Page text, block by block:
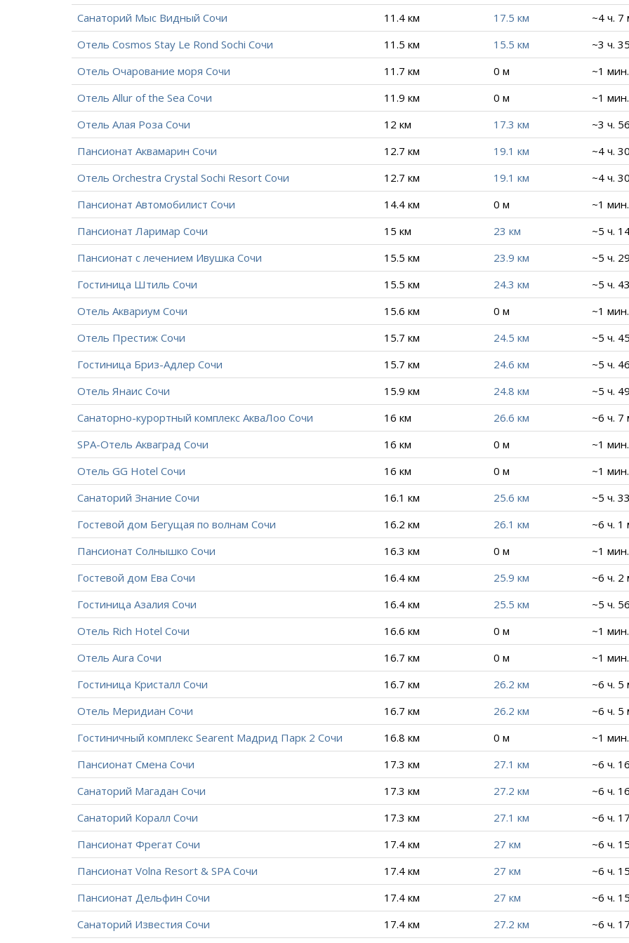
Санаторий Мыс Видный Сочи 11.4 км 17.5 км
~4 ч. 7
Отель Cosmos Stay Le Rond Sochi Сочи
11.5 км 15.5 км
~3 ч.
Отель Очарование моря Сочи
11.7 км 0 м
~1 мин.
Отель Allur of the Sea Сочи
11.9 км 0 м
~1 мин.
Отель Алая Роза Сочи
12 км 17.3 км
~3 ч.
Пансионат Аквамарин Сочи
12.7 км 19.1 км
~4 ч.
Отель Orchestra Crystal Sochi Resort Сочи
12.7 км 19.1 км
~4 ч.
Пансионат Автомобилист Сочи
14.4 км 0 м
~1 мин.
Пансионат Ларимар Сочи
15 км 23 км
~5 ч.
Пансионат с лечением Ивушка Сочи
15.5 км 23.9 км
~5 ч.
Гостиница Штиль Сочи
15.5 км 24.3 км
~5 ч.
Отель Аквариум Сочи
15.6 км 0 м
~1 мин.
Отель Престиж Сочи
15.7 км 24.5 км
~5 ч.
Гостиница Бриз-Адлер Сочи
15.7 км 24.6 км
~5 ч.
Отель Янаис Сочи
15.9 км 24.8 км
~5 ч.
Санаторно-курортный комплекс АкваЛоо Сочи
16 км 26.6 км
~6 ч. 7
SPA-Отель Акваград Сочи
16 км 0 м
~1 мин.
Отель GG Hotel Сочи
16 км 0 м
~1 мин.
Санаторий Знание Сочи
16.1 км 25.6 км
~5 ч.
Гостевой дом Бегущая по волнам Сочи
16.2 км 26.1 км
~6 ч. 1
Пансионат Солнышко Сочи
16.3 км 0 м
~1 мин.
Гостевой дом Ева Сочи
16.4 км 25.9 км
~6 ч. 2
Гостиница Азалия Сочи
16.4 км 25.5 км
~5 ч.
Отель Rich Hotel Сочи
16.6 км 0 м
~1 мин.
Отель Aura Сочи
16.7 км 0 м
~1 мин.
Гостиница Кристалл Сочи
16.7 км 26.2 км
~6 ч. 5
Отель Меридиан Сочи
16.7 км 26.2 км
~6 ч. 5
Гостиничный комплекс Searent Мадрид Парк 2 Сочи
16.8 км 0 м
~1 мин.
Пансионат Смена Сочи
17.3 км 27.1 км
~6 ч.
Санаторий Магадан Сочи
17.3 км 27.2 км
~6 ч.
Санаторий Коралл Сочи
17.3 км 27.1 км
~6 ч.
Пансионат Фрегат Сочи
17.4 км 27 км
~6 ч.
Пансионат Volna Resort & SPA Сочи
17.4 км 27 км
~6 ч.
Пансионат Дельфин Сочи
17.4 км 27 км
~6 ч.
Санаторий Известия Сочи
17.4 км 27.2 км ~6 ч.